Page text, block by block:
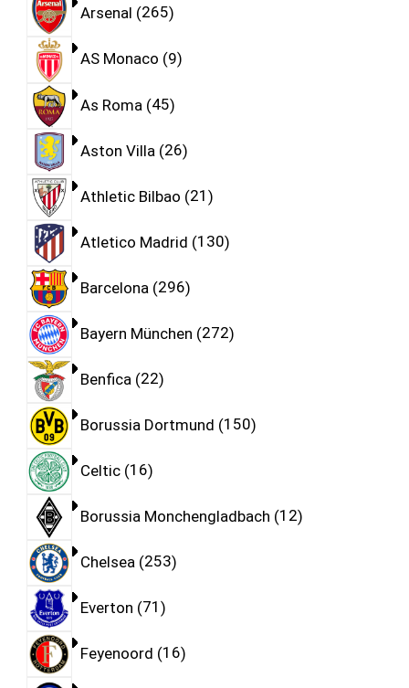
Arsenal 265
AS Monaco 9
As Roma 45
Aston Villa 26
Athletic Bilbao 21
Atletico Madrid 130
Barcelona 296
Bayern München 272
Benfica 22
Borussia Dortmund 150
Celtic 16
Borussia Monchengladbach 12
Chelsea 253
Everton 71
Feyenoord 16